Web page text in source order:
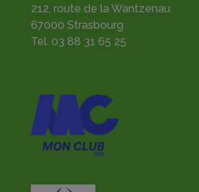
212, route de la Wantzenau
67000 Strasbourg
Tel. 03 88 31 65 25